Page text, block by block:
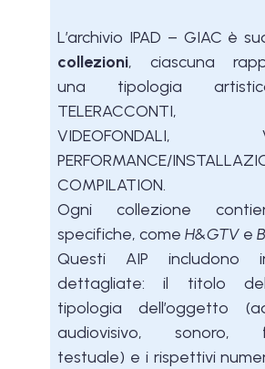
L’archivio IPAD – GIAC è
collezioni, ciascuna
una tipologia
TELERACCONTI,
VIDEOFONDALI,
PERFORMANCE/
COMPILATION.
Ogni collezione
specifiche, come H&GTV e
Questi AIP includono
dettagliate: il titolo
tipologia dell’oggetto
audiovisivo, sonoro,
testuale) e i rispettivi